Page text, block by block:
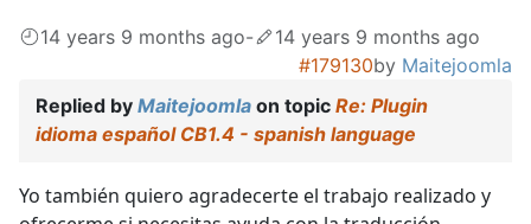
14 years 9 months ago-
14 years 9 months ago
#179130by Maitejoomla
Replied by Maitejoomla on topic Re: Plugin
idioma español CB1.4 - spanish language
Yo también quiero agradecerte el trabajo realizado y